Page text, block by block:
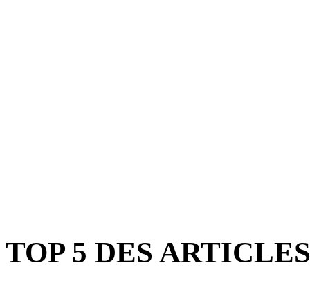
TOP 5 DES ARTICLES